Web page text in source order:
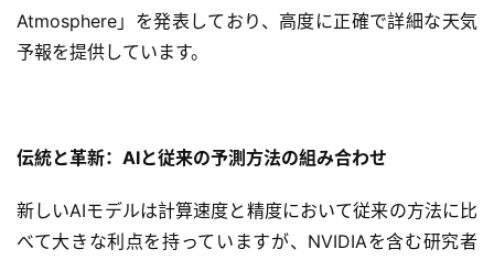
D
リ
ー
ス
Atmosphere」を発表しており、高度に正確で詳細な天気
予報を提供しています。
伝統と革新：AIと従来の予測方法の組み合わせ
新しいAIモデルは計算速度と精度において従来の方法に比
べて大きな利点を持っていますが、NVIDIAを含む研究者